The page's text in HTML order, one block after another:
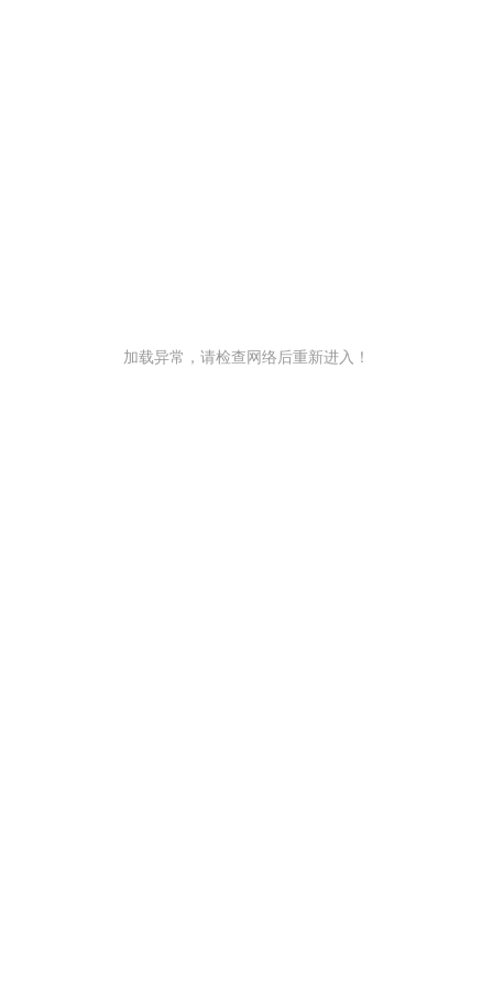
加载异常，请检查网络后重新进入！